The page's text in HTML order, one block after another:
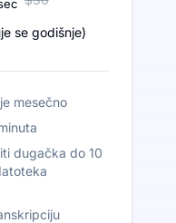
se godišnje)
mesečno
dugačka do 10